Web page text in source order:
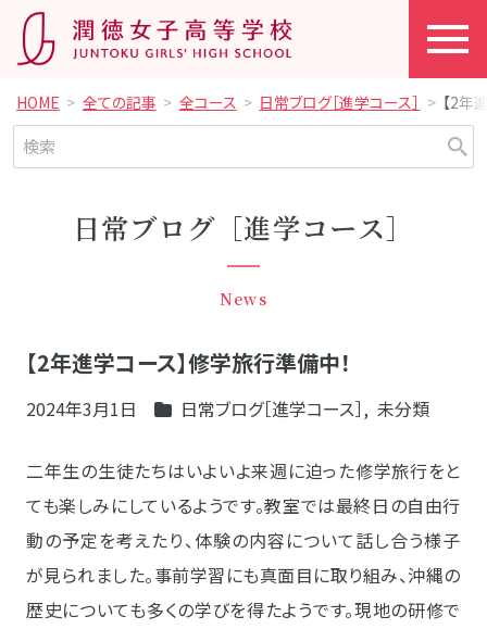
HOME 全ての記事 全コース 日常ブログ［進学コース］ 【2年
日常ブログ［進学コース］
News
【2年進学コース】修学旅行準備中！
2024年3月1日 日常ブログ［進学コース］, 未分類
二年生の生徒たちはいよいよ来週に迫った修学旅行をと
ても楽しみにしているようです。教室では最終日の自由行
動の予定を考えたり、体験の内容について話し合う様子
が見られました。事前学習にも真面目に取り組み、沖縄の
歴史についても多くの学びを得たようです。現地の研修で